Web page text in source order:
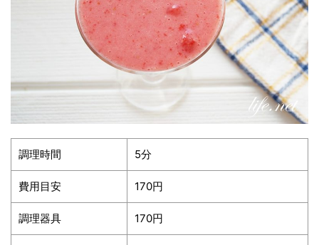
調理時間 5分
費用目安 170円
調理器具 170円